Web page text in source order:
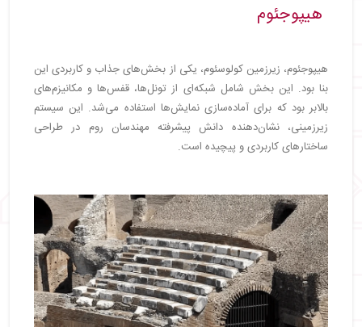
هیپوجئوم
هیپوجئوم، زیرزمین کولوسئوم، یکی از بخش‌های جذاب و کاربردی این
بنا بود. این بخش شامل شبکه‌ای از تونل‌ها، قفس‌ها و مکانیزم‌های
بالابر بود که برای آماده‌سازی نمایش‌ها استفاده می‌شد. این سیستم
زیرزمینی، نشان‌دهنده دانش پیشرفته مهندسان روم در طراحی
ساختارهای کاربردی و پیچیده است.